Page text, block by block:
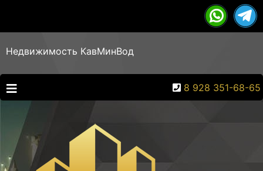
Недвижимость КавМинВод
8 928 351-68-65